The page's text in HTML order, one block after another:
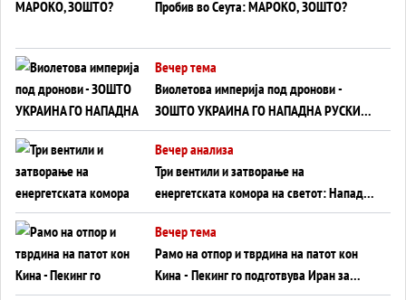
Пробив во Сеута: МАРОКО, ЗОШТО?
Вечер тема
Виолетова империја под дронови -
ЗОШТО УКРАИНА ГО НАПАДНА РУСКИОТ
WILDBERRIES
Вечер анализа
Три вентили и затворање на
енергетската комора на светот: Нападот
во Суец најавува глобален енергетски
инфаркт?
Вечер тема
Рамо на отпор и тврдина на патот кон
Кина - Пекинг го подготвува Иран за